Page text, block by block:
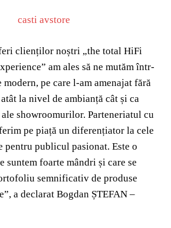
clienților noștri „the total HiFi
am ales să ne mutăm într-
pe care l-am amenajat fără
la nivel de ambianță cât și ca
showroomurilor. Parteneriatul cu
pe piață un diferențiator la cele
pentru publicul pasionat. Este o
suntem foarte mândri și care se
semnificativ de produse
a declarat Bogdan ȘTEFAN –